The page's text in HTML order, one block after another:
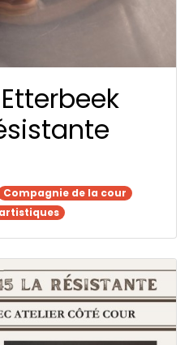
Compagnie de la cour
Compagnie de la cour